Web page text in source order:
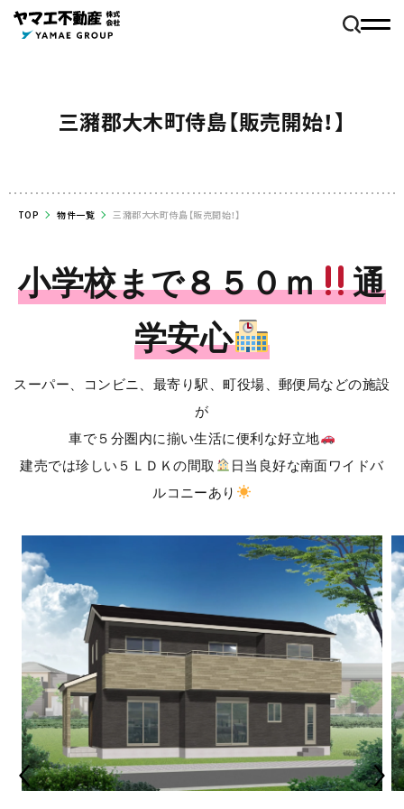
三瀦郡大木町侍島【販売開始！】
TOP 物件一覧 三瀦郡大木町侍島【販売開始！】
小学校まで８５０ｍ
通
学安心
スーパー、コンビニ、最寄り駅、町役場、郵便局などの施設
が
車で５分圏内に揃い生活に便利な好立地
建売では珍しい５ＬＤＫの間取
日当良好な南面ワイドバ
ルコニーあり